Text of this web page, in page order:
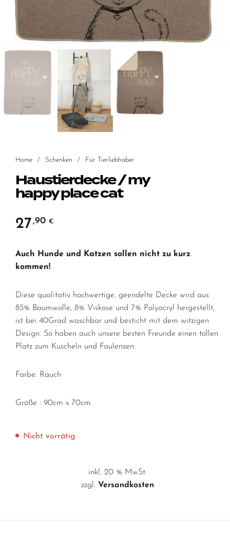
Home / Schenken / Für Tierliebhaber
Haustierdecke / my
happy place cat
27,90 €
Auch Hunde und Katzen sollen nicht zu kurz
kommen!
Diese qualitativ hochwertige, geendelte Decke wird aus
85% Baumwolle, 8% Viskose und 7% Polyacryl hergestellt,
ist bei 40Grad waschbar und besticht mit dem witzigen
Design. So haben auch unsere besten Freunde einen tollen
Platz zum Kuscheln und Faulenzen.
Farbe: Rauch
Größe : 90cm x 70cm
Nicht vorrätig
inkl. 20 % MwSt.
zzgl. Versandkosten